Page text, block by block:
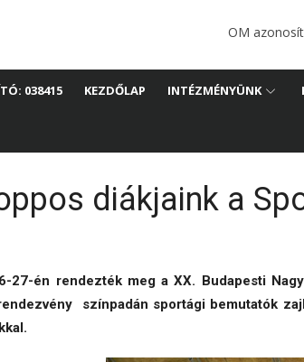
Általános
Kollégium
OM
038415 KEZDŐLAP INTÉZMÉNYÜNK
diákjaink a
27-én rendezték meg a XX. Budapesti
színpadán sportági bemutatók